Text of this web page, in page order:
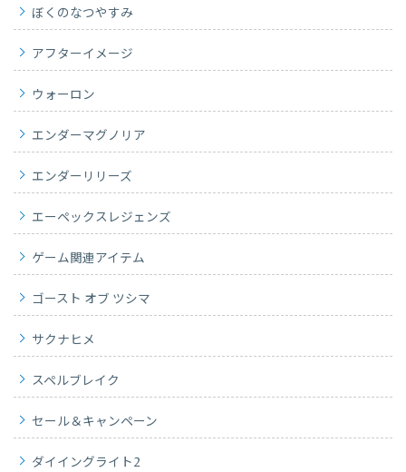
ぼくのなつやすみ
アフターイメージ
ウォーロン
エンダーマグノリア
エンダーリリーズ
エーペックスレジェンズ
ゲーム関連アイテム
ゴースト オブ ツシマ
サクナヒメ
スペルブレイク
セール＆キャンペーン
ダイイングライト2